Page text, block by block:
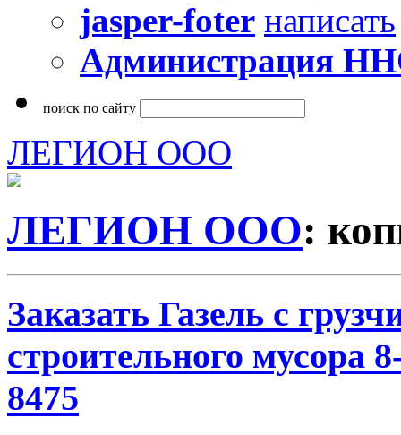
jasper-foter написать
Администрация
поиск по сайту
ЛЕГИОН ООО
ЛЕГИОН ООО:
Заказать Газель с
строительного мусора
8475